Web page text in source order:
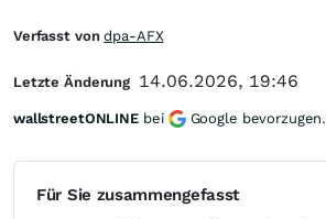
Für Sie zusammengefasst
Verfasst vondpa-AFX
Letzte Änderung 14.06.2026, 19:46
wallstreetONLINE bei Google bevorzugen.